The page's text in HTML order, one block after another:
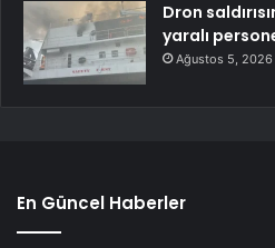
Dron
yaralı
Ağustos 5, 2026
En Güncel Haberler